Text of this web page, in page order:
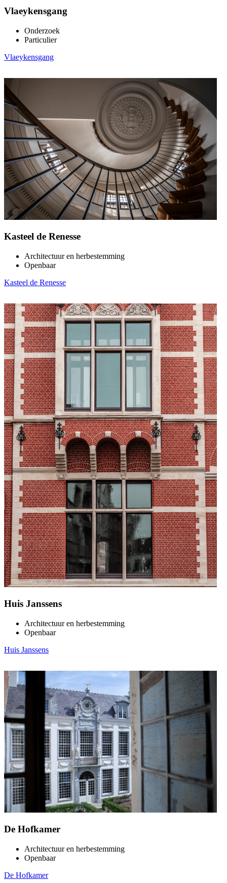
Vlaeykensgang
Onderzoek
Particulier
Vlaeykensgang
Kasteel de Renesse
Architectuur en herbestemming
Openbaar
Kasteel de Renesse
Huis Janssens
Architectuur en herbestemming
Openbaar
Huis Janssens
De Hofkamer
Architectuur en herbestemming
Openbaar
De Hofkamer